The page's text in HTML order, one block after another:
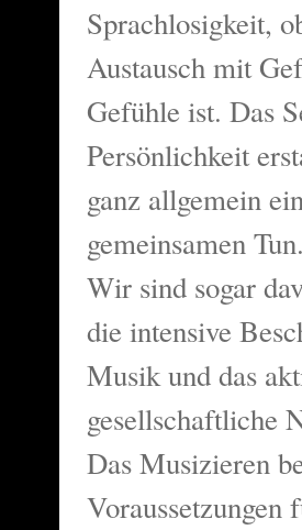
Sprachlosigkeit,
Austausch mit
Gefühle ist. Das
Persönlichkeit
ganz allgemein
gemeinsamen
Wir sind sogar
die intensive
Musik und das
gesellschaftliche
Das Musizieren
Voraussetzungen